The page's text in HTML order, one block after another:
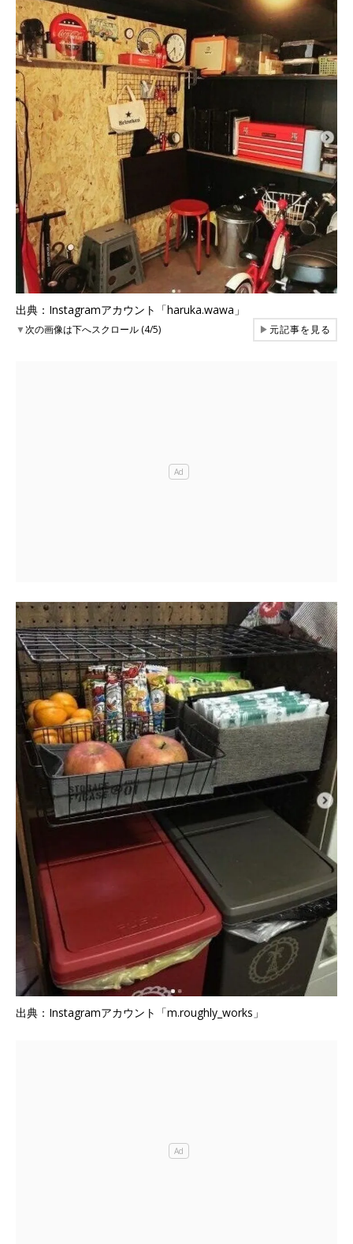
出典：Instagramアカウント「haruka.wawa」
▼次の画像は下へスクロール (4/5) ▶元記事を見る
出典：Instagramアカウント「m.roughly_works」